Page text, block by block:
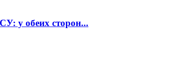
у обеих сторон...